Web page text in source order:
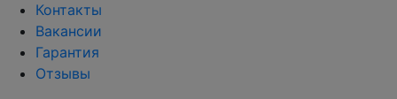
Контакты
Вакансии
Гарантия
Отзывы